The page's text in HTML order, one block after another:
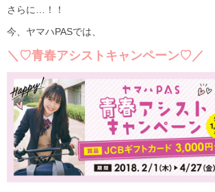
さらに…！！
今、ヤマハPASでは、
＼♡青春アシストキャンペーン♡／